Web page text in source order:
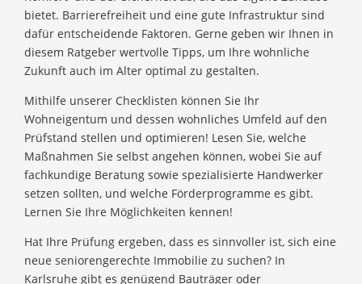
bietet. Barrierefreiheit und eine gute Infrastruktur sind
dafür entscheidende Faktoren. Gerne geben wir Ihnen in
diesem Ratgeber wertvolle Tipps, um Ihre wohnliche
Zukunft auch im Alter optimal zu gestalten.
Mithilfe unserer Checklisten können Sie Ihr
Wohneigentum und dessen wohnliches Umfeld auf den
Prüfstand stellen und optimieren! Lesen Sie, welche
Maßnahmen Sie selbst angehen können, wobei Sie auf
fachkundige Beratung sowie spezialisierte Handwerker
setzen sollten, und welche Förderprogramme es gibt.
Lernen Sie Ihre Möglichkeiten kennen!
Hat Ihre Prüfung ergeben, dass es sinnvoller ist, sich eine
neue seniorengerechte Immobilie zu suchen? In
Karlsruhe gibt es genügend Bauträger oder